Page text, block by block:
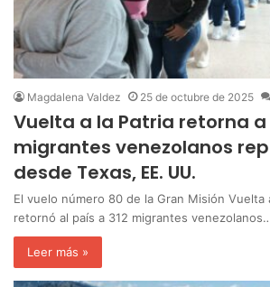
Magdalena Valdez 25 de octubre de 2025
Vuelta a la Patria retorna a
migrantes venezolanos
desde Texas, EE. UU.
El vuelo número 80 de la Gran Misión Vuelta
retornó al país a 312 migrantes
Leer más »